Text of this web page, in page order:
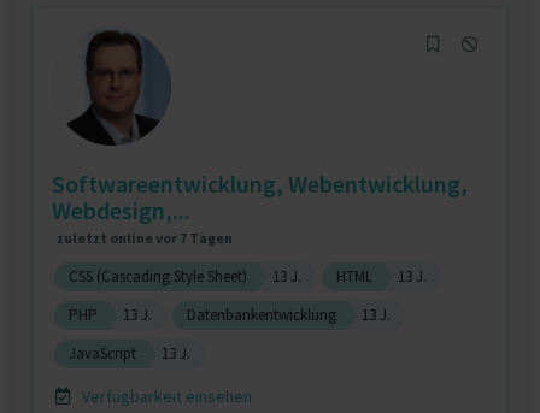
Softwareentwicklung, Webentwicklung,
Webdesign,...
zuletzt online vor 7 Tagen
CSS (Cascading Style Sheet) 13 J. HTML
13 J.
PHP
13 J. Datenbankentwicklung
13 J.
JavaScript
13 J.
Verfügbarkeit einsehen